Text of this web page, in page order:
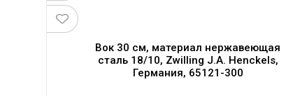
Вок 30 см, материал нержавеющая
сталь 18/10, Zwilling J.A. Henckels,
Германия, 65121-300